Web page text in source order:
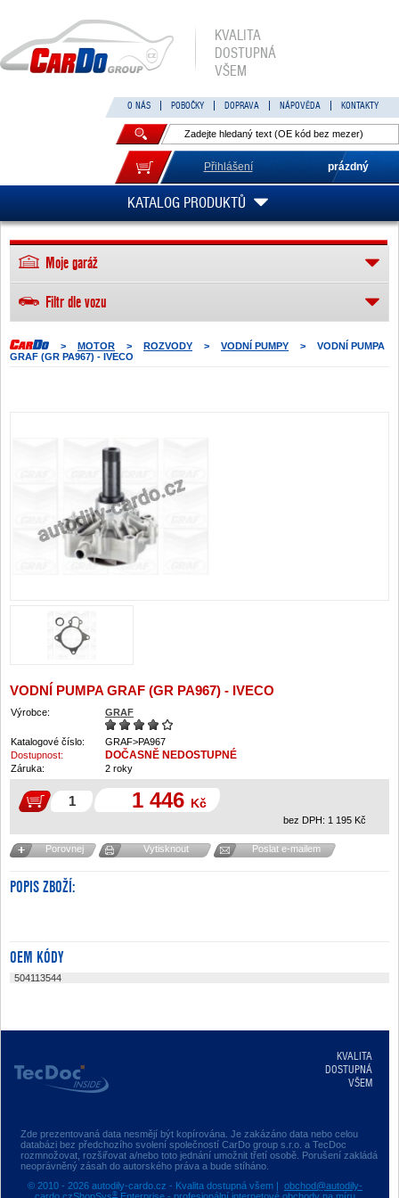
KVALITA
DOSTUPNÁ
VŠEM
O NÁS POBOČKY DOPRAVA NÁPOVĚDA KONTAKTY
Přihlášení prázdný
KATALOG PRODUKTŮ
> MOTOR > ROZVODY > VODNÍ PUMPY >
VODNÍ PUMPA
GRAF (GR PA967) - IVECO
VODNÍ PUMPA GRAF (GR PA967) - IVECO
Výrobce: GRAF
Katalogové číslo:
GRAF>PA967
Dostupnost:
DOČASNĚ NEDOSTUPNÉ
Záruka: 2 roky
1 446 Kč
bez DPH: 1 195 Kč
Porovnej Vytisknout Poslat e-mailem
POPIS ZBOŽÍ:
OEM KÓDY
504113544
Moje garáž
Filtr dle vozu
Zde prezentovaná data nesmějí být kopírována. Je zakázáno data nebo celou
databázi bez předchozího svolení společností CarDo group s.r.o. a TecDoc
rozmnožovat, rozšiřovat a/nebo toto jednání umožnit třetí osobě. Porušení zakládá
neoprávněný zásah do autorského práva a bude stíháno.
KVALITA
DOSTUPNÁ
VŠEM
© 2010 - 2026 autodily-cardo.cz - Kvalita dostupná všem | obchod@autodily-
®